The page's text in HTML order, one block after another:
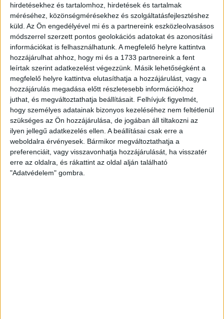
hirdetésekhez és tartalomhoz, hirdetések és tartalmak
méréséhez, közönségmérésekhez és szolgáltatásfejlesztéshez
küld. Az Ön engedélyével mi és a partnereink eszközleolvasásos
módszerrel szerzett pontos geolokációs adatokat és azonosítási
információkat is felhasználhatunk. A megfelelő helyre kattintva
hozzájárulhat ahhoz, hogy mi és a 1733 partnereink a fent
leírtak szerint adatkezelést végezzünk. Másik lehetőségként a
megfelelő helyre kattintva elutasíthatja a hozzájárulást, vagy a
hozzájárulás megadása előtt részletesebb információkhoz
juthat, és megváltoztathatja beállításait. Felhívjuk figyelmét,
hogy személyes adatainak bizonyos kezeléséhez nem feltétlenül
szükséges az Ön hozzájárulása, de jogában áll tiltakozni az
ilyen jellegű adatkezelés ellen. A beállításai csak erre a
weboldalra érvényesek. Bármikor megváltoztathatja a
preferenciáit, vagy visszavonhatja hozzájárulását, ha visszatér
erre az oldalra, és rákattint az oldal alján található
"Adatvédelem" gombra.
LEGFRISSEBB
2026. augusztus 7.
Orbán Gáspár Csádban, mérgező anyag
Újpesten és Rákospalotán
2026. augusztus 7.
Félmilliárd forintot kapott a CÖF
„magyarországi vállalkozásoktól” 2025-
ben
2026. augusztus 6.
Mészárosék V-Híd Kft.-je behúzta az